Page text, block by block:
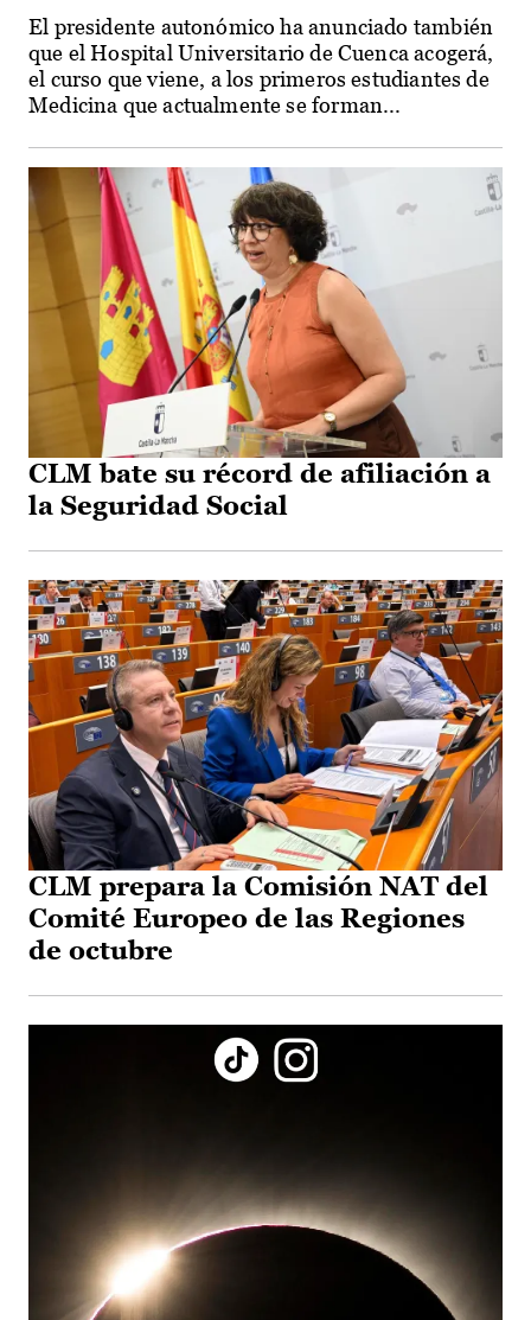
El presidente autonómico ha anunciado también
que el Hospital Universitario de Cuenca acogerá,
el curso que viene, a los primeros estudiantes de
Medicina que actualmente se forman...
CLM bate su récord de afiliación a
la Seguridad Social
CLM prepara la Comisión NAT del
Comité Europeo de las Regiones
de octubre